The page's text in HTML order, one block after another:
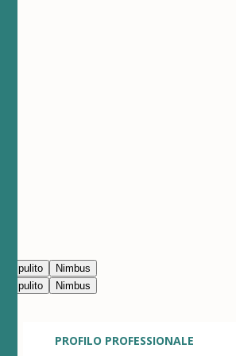
pulito
Nimbus
pulito Nimbus
PROFILO PROFESSIONALE